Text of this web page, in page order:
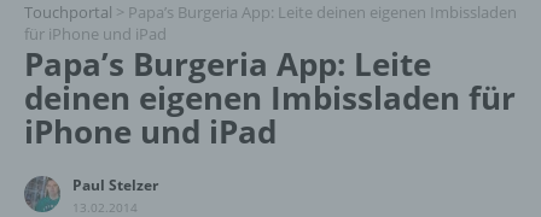
Touchportal > Papa’s Burgeria App: Leite deinen eigenen Imbissladen
für iPhone und iPad
Papa’s Burgeria App: Leite
deinen eigenen Imbissladen für
iPhone und iPad
Paul Stelzer
13.02.2014